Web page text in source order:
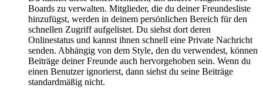
Boards zu verwalten. Mitglieder, die du deiner Freundesliste
hinzufügst, werden in deinem persönlichen Bereich für den
schnellen Zugriff aufgelistet. Du siehst dort deren
Onlinestatus und kannst ihnen schnell eine Private Nachricht
senden. Abhängig von dem Style, den du verwendest, können
Beiträge deiner Freunde auch hervorgehoben sein. Wenn du
einen Benutzer ignorierst, dann siehst du seine Beiträge
standardmäßig nicht.